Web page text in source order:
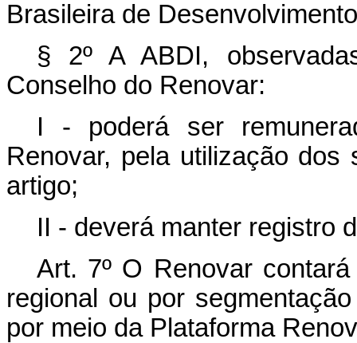
Brasileira de
§ 2º A ABDI,
Conselho do Renovar:
I - poderá ser
Renovar, pela utilização
artigo;
II - deverá manter registro
Art. 7º O Renovar
regional ou por
por meio da Plataforma